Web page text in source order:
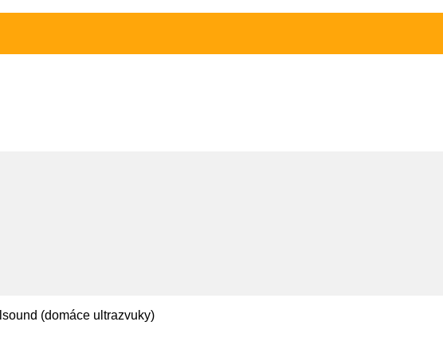
(domáce ultrazvuky)